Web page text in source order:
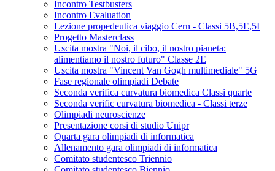
Incontro Testbusters
Incontro Evaluation
Lezione propedeutica viaggio Cern - Classi 5B,5E,5I
Progetto Masterclass
Uscita mostra "Noi, il cibo, il nostro pianeta:
alimentiamo il nostro futuro" Classe 2E
Uscita mostra "Vincent Van Gogh multimediale" 5G
Fase regionale olimpiadi Debate
Seconda verifica curvatura biomedica Classi quarte
Seconda verific curvatura biomedica - Classi terze
Olimpiadi neuroscienze
Presentazione corsi di studio Unipr
Quarta gara olimpiadi di informatica
Allenamento gara olimpiadi di informatica
Comitato studentesco Triennio